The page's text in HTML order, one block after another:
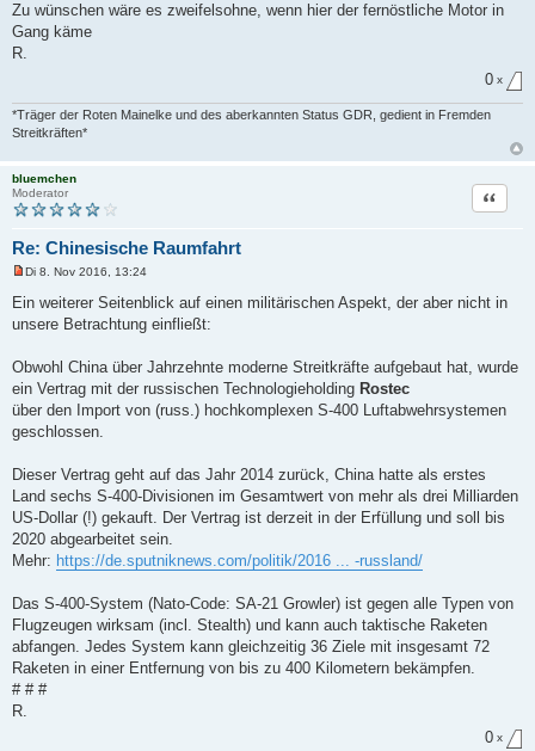
Zu wünschen wäre es zweifelsohne, wenn hier der fernöstliche Motor in
Gang käme
R.
0 x
*Träger der Roten Mainelke und des aberkannten Status GDR, gedient in Fremden
Streitkräften*
bluemchen
Moderator
Re: Chinesische Raumfahrt
Zitat
g
e
s
n
e
B
t
r
a
g
Di 8. Nov 2016, 13:24
Ein weiterer Seitenblick auf einen militärischen Aspekt, der aber nicht in
unsere Betrachtung einfließt:
Obwohl China über Jahrzehnte moderne Streitkräfte aufgebaut hat, wurde
ein Vertrag mit der russischen Technologieholding Rostec
über den Import von (russ.) hochkomplexen S-400 Luftabwehrsystemen
geschlossen.
Dieser Vertrag geht auf das Jahr 2014 zurück, China hatte als erstes
Land sechs S-400-Divisionen im Gesamtwert von mehr als drei Milliarden
US-Dollar (!) gekauft. Der Vertrag ist derzeit in der Erfüllung und soll bis
2020 abgearbeitet sein.
Mehr: https://de.sputniknews.com/politik/2016 ... -russland/
Das S-400-System (Nato-Code: SA-21 Growler) ist gegen alle Typen von
Flugzeugen wirksam (incl. Stealth) und kann auch taktische Raketen
abfangen. Jedes System kann gleichzeitig 36 Ziele mit insgesamt 72
Raketen in einer Entfernung von bis zu 400 Kilometern bekämpfen.
# # #
R.
0 x